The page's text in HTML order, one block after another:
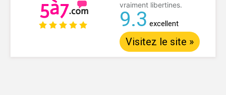
vraiment libertines.
9.3 excellent
Visitez le site »